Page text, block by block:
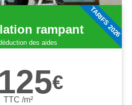
rampant
des aides
125€
TTC /m²
TARIFS 2026